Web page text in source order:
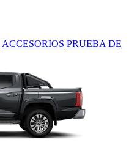
ACCESORIOS PRUEBA DE